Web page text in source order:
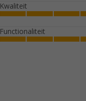
Kwaliteit
Functionaliteit